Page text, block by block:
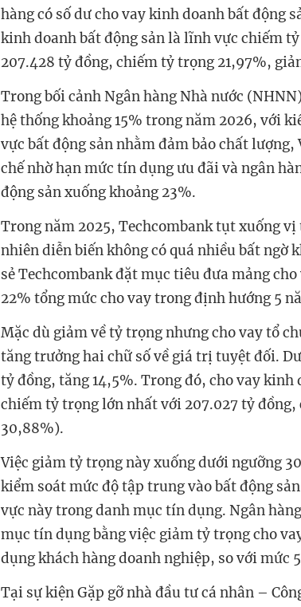
hàng có số dư cho vay kinh doanh bất động
kinh doanh bất động sản là lĩnh vực chiếm
207.428 tỷ đồng, chiếm tỷ trọng 21,97%,
Trong bối cảnh Ngân hàng Nhà nước
hệ thống khoảng 15% trong năm 2026, với
vực bất động sản nhằm đảm bảo chất lượng,
chế nhờ hạn mức tín dụng ưu đãi và ngân
động sản xuống khoảng 23%.
Trong năm 2025, Techcombank tụt xuống
nhiên diễn biến không có quá nhiều bất ngờ
sẻ Techcombank đặt mục tiêu đưa mảng
22% tổng mức cho vay trong định hướng 5
Mặc dù giảm về tỷ trọng nhưng cho vay tổ
tăng trưởng hai chữ số về giá trị tuyệt đối.
tỷ đồng, tăng 14,5%. Trong đó, cho vay
chiếm tỷ trọng lớn nhất với 207.027 tỷ
30,88%).
Việc giảm tỷ trọng này xuống dưới ngưỡng
kiểm soát mức độ tập trung vào bất động
vực này trong danh mục tín dụng. Ngân
mục tín dụng bằng việc giảm tỷ trọng cho
dụng khách hàng doanh nghiệp, so với mức
Tại sự kiện Gặp gỡ nhà đầu tư cá nhân –